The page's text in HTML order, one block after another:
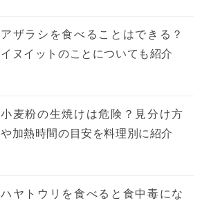
アザラシを食べることはできる？
イヌイットのことについても紹介
小麦粉の生焼けは危険？見分け方
や加熱時間の目安を料理別に紹介
ハヤトウリを食べると食中毒にな